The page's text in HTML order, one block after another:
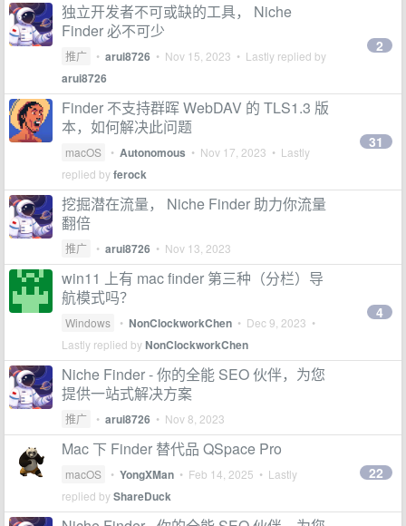
独立开发者不可或缺的工具， Niche
Finder 必不可少
推广 • arui8726 • Nov 15, 2023 • Lastly replied by
arui8726
2
Finder 不支持群晖 WebDAV 的 TLS1.3 版
本，如何解决此问题
macOS • Autonomous • Nov 17, 2023 • Lastly
replied byferock
31
挖掘潜在流量， Niche Finder 助力你流量
翻倍
推广 • arui8726 • Nov 13, 2023
win11 上有 mac finder 第三种（分栏）导
航模式吗？
Windows • NonClockworkChen • Dec 9, 2023 •
Lastly replied byNonClockworkChen
4
Niche Finder - 你的全能 SEO 伙伴，为您
提供一站式解决方案
推广 • arui8726 • Nov 8, 2023
Mac 下 Finder 替代品 QSpace Pro
macOS • YongXMan • Feb 14, 2025 • Lastly
replied byShareDuck
22